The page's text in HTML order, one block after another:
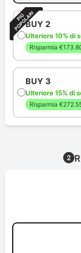
BUY 2
Ulteriore 10% di
Risparmia
BUY 3
Ulteriore 15% di
Risparmia
2